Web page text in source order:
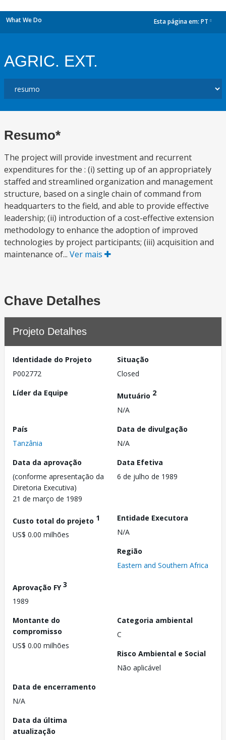
What We Do Esta página em: PT
AGRIC. EXT.
Resumo*
The project will provide investment and recurrent
expenditures for the : (i) setting up of an appropriately
staffed and streamlined organization and management
structure, based on a single chain of command from
headquarters to the field, and able to provide effective
leadership; (ii) introduction of a cost-effective extension
methodology to enhance the adoption of improved
technologies by project participants; (iii) acquisition and
maintenance of... Ver mais
Chave Detalhes
Projeto Detalhes
Identidade do Projeto
P002772
Situação
Closed
Líder da Equipe
Mutuário 2
N/A
País
Tanzânia
Data de divulgação
N/A
Data da aprovação
(conforme apresentação da
Diretoria Executiva)
21 de março de 1989
Data Efetiva
6 de julho de 1989
Custo total do projeto 1
US$ 0.00 milhões
Entidade Executora
N/A
Região
Eastern and Southern Africa
Aprovação FY3
1989
Montante do
compromisso
US$ 0.00 milhões
Categoria ambiental
C
Risco Ambiental e Social
Não aplicável
Data de encerramento
N/A
Data da última
atualização